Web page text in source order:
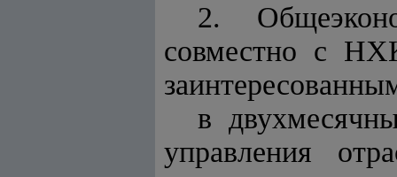
2.
совместно с
в
управления